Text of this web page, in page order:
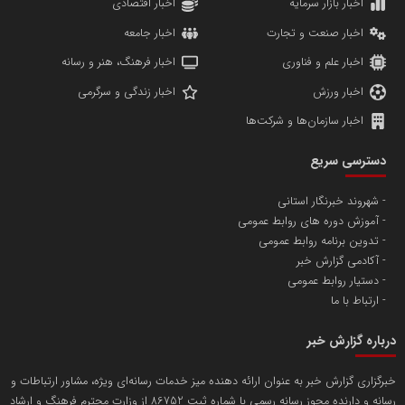
پایگاه اطلاع رسانی اعتلای نهادهای مردمی
تامین آهن اسفنجی تولیدکنندگان فولاد در کشور
مریم حاج نوروز نظری
مسعودصادقی
اخبار بازار سرمایه
اخبار اقتصادی
اخبار صنعت و تجارت
اخبار جامعه
اخبار علم و فناوری
اخبار فرهنگ، هنر و رسانه
اخبار ورزش
اخبار زندگی و سرگرمی
اخبار سازمان‌ها و شرکت‌ها
دسترسی سریع
شهروند خبرنگار استانی
آموزش دوره های روابط عمومی
تدوین برنامه روابط عمومی
آکادمی گزارش خبر
دستیار روابط عمومی
ارتباط با ما
درباره گزارش خبر
خبرگزاری گزارش خبر به عنوان ارائه دهنده میز خدمات رسانه‌ای ویژه، مشاور ارتباطات و